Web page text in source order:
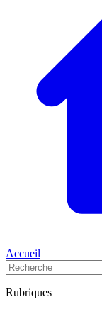
Accueil
Rubriques